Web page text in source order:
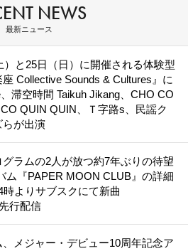
NEWS
最新ニュース
）と25日（日）に開催される体験型
Collective Sounds & Cultures』に
滞空時間 Taikuh Jikang、CHO CO
QUIN QUIN、Ｔ字路s、民謡ク
らが出演
ラムの2人が放つ約7年ぶりの待望
ム『PAPER MOON CLUB』の詳細
時よりサブスクにて新曲
行配信
、メジャー・デビュー10周年記念ア